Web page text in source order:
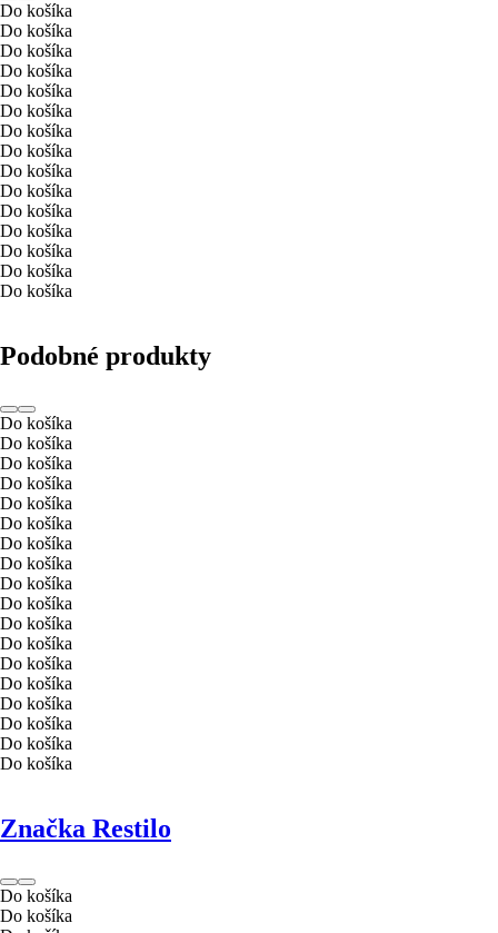
Do košíka
Do košíka
Do košíka
Do košíka
Do košíka
Do košíka
Do košíka
Do košíka
Do košíka
Do košíka
Do košíka
Do košíka
Do košíka
Do košíka
Do košíka
Podobné produkty
Do košíka
Do košíka
Do košíka
Do košíka
Do košíka
Do košíka
Do košíka
Do košíka
Do košíka
Do košíka
Do košíka
Do košíka
Do košíka
Do košíka
Do košíka
Do košíka
Do košíka
Do košíka
Značka Restilo
Do košíka
Do košíka